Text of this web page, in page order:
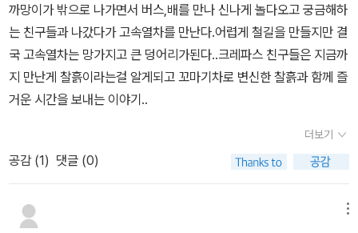
까망이가 밖으로 나가면서 버스,배를 만나 신나게 놀다오고 궁금해하
는 친구들과 나갔다가 고속열차를 만난다.어렵게 철길을 만들지만 결
국 고속열차는 망가지고 큰 덩어리가된다..크레파스 친구들은 지금까
지 만난게 찰흙이라는걸 알게되고 꼬마기차로 변신한 찰흙과 함께 즐
거운 시간을 보내는 이야기..
더보기
공감 (1) 댓글 (0)